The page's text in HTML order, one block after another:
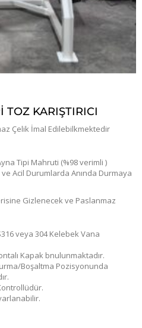
TOZ KARIŞTIRICI
Çelik İmal Edilebilkmektedir
Tipi Mahruti (%98 verimli )
Acil Durumlarda Anında Durmaya
Gizlenecek ve Paslanmaz
veya 304 Kelebek Vana
Kapak bnulunmaktadır.
Boşaltma Pozisyonunda